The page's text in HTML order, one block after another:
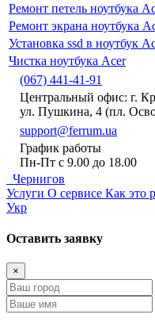
Ремонт петель ноутбука
Ремонт экрана ноутбука
Установка ssd в ноутбук
Чистка ноутбука Acer
(067) 441-41-91
Центральный офис: г.
ул. Пушкина, 4 (пл.
support@ferrum.ua
График работы
Пн-Пт с 9.00 до 18.00
Чернигов
Услуги О сервисе Как это
Укр
Оставить заявку
×